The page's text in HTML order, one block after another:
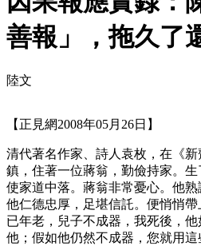
善報」，拖久了
陸文
【正見網2008年05月26日】
清代著名作家、詩人袁枚，在《
鎮，住著一位蔣翁，勤儉持家。
使家道中落。蔣翁非常憂心。他
他仁德忠厚，足堪信託。便悄悄
已年老，兒子不成器，我死後，
他；假如他仍然不成器，您就用這